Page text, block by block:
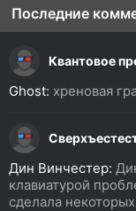
Последние
Квантовое
Ghost: хреновая
Дин Винчестер:
клавиатурой
сделала